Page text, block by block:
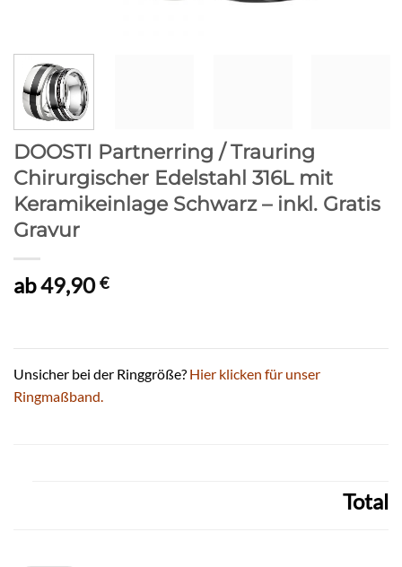
DOOSTI Partnerring / Trauring
Chirurgischer Edelstahl 316L mit
Keramikeinlage Schwarz – inkl. Gratis
Gravur
ab49,90€
Unsicher bei der Ringgröße? Hier klicken für unser
Ringmaßband.
Total